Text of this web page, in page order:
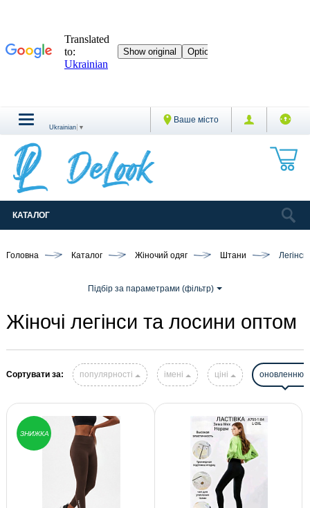
Ваше місто
Ukrainian ▼
КАТАЛОГ
Головна Каталог Жіночий одяг Штани
Підбір за параметрами (фільтр)
Жіночі легінси та лосини оптом
Сортувати за: популярності імені ціні оновленню
ЗНИЖКА